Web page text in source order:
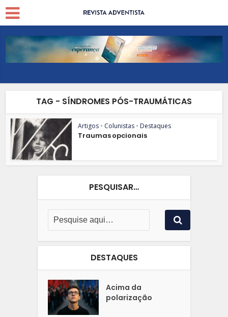
TAG - SÍNDROMES PÓS-TRAUMÁTICAS
Artigos • Colunistas • Destaques
Traumas opcionais
PESQUISAR…
DESTAQUES
Acima da
polarização